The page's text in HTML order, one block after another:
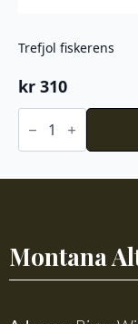
Trefjol fiskerens
kr 310
Trefjol
fiskerens
Montana